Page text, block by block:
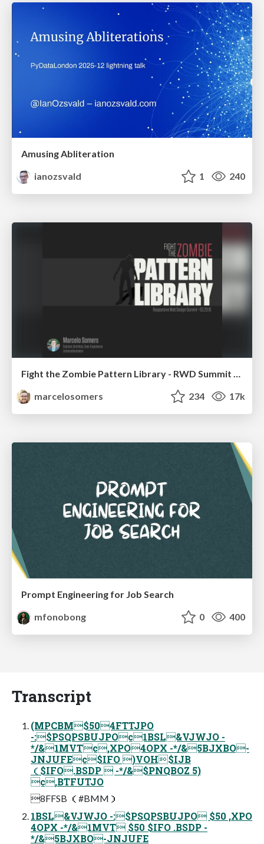
Amusing Abliteration
ianozsvald
1 240
Fight the Zombie Pattern Library - RWD Summit 2016
marcelosomers
234 17k
Prompt Engineering for Job Search
mfonobong
0 400
Transcript
(MPCBM$504FTTJPO
-:$PSQPSBUJPOc1BSL&VJWJO -
*/&1MVTc,XPO4OPX -*/&5BJXBO-
JNJUFEc$IFO )VOH$IJB
（$IFO.BSDP  -*/&$PNQBOZ 5)
c,BTFUTJO
8FFSB （#BMM）
1BSL&VJWJO -:$PSQPSBUJPO $50 ,XPO
4OPX -*/&1MVT $50 $IFO .BSDP -
*/&5BJXBO-JNJUFE